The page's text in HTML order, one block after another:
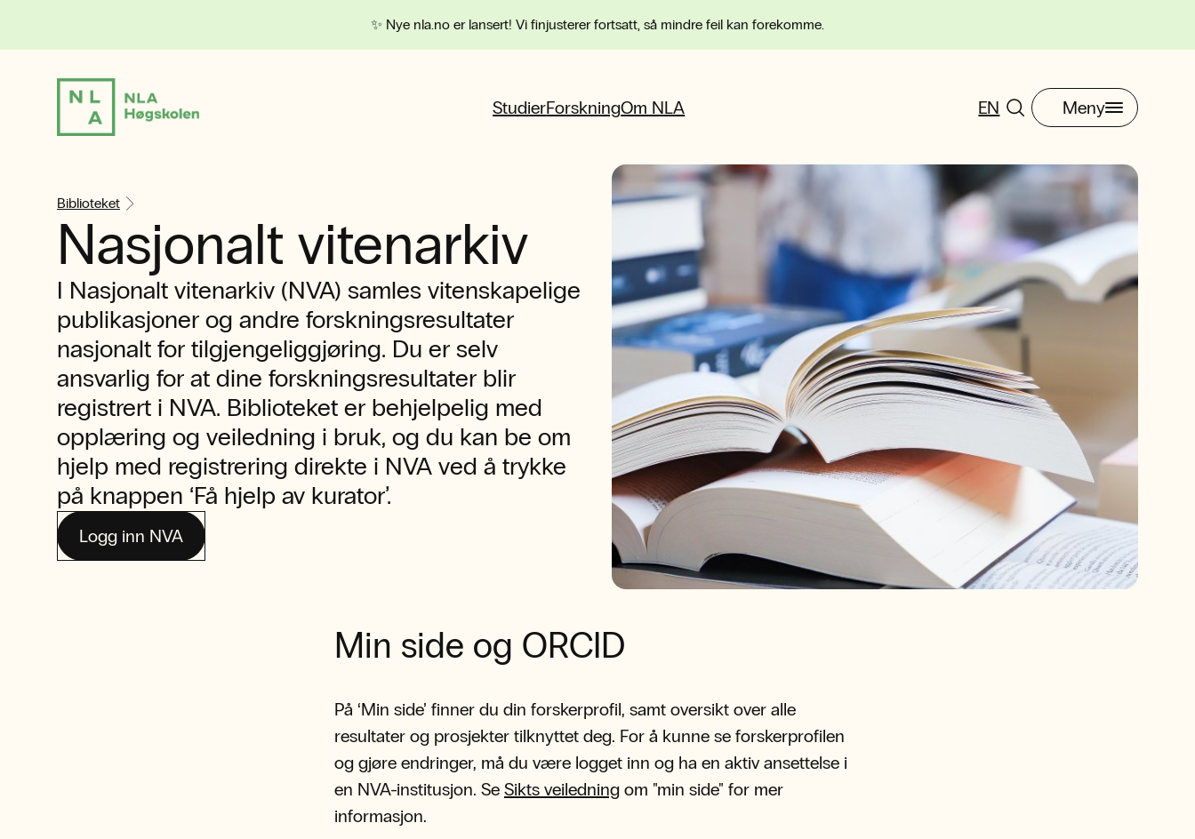
✨ Nye nla.no er lansert! Vi finjusterer fortsatt, så mindre feil kan forekomme.
StudierForskningOm NLA EN Meny
Biblioteket
Nasjonalt vitenarkiv
I Nasjonalt vitenarkiv (NVA) samles vitenskapelige
publikasjoner og andre forskningsresultater
nasjonalt for tilgjengeliggjøring. Du er selv
ansvarlig for at dine forskningsresultater blir
registrert i NVA. Biblioteket er behjelpelig med
opplæring og veiledning i bruk, og du kan be om
hjelp med registrering direkte i NVA ved å trykke
på knappen ‘Få hjelp av kurator’.
Logg inn NVA
Min side og ORCID
På ‘Min side’ finner du din forskerprofil, samt oversikt over alle
resultater og prosjekter tilknyttet deg. For å kunne se forskerprofilen
og gjøre endringer, må du være logget inn og ha en aktiv ansettelse i
en NVA-institusjon. Se Sikts veiledning om "min side" for mer
informasjon.